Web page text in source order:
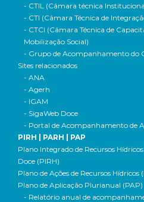
- CTIL (Câmara técnica
- CTI (Câmara Técnica de
- CTCI (Câmara Técnica de
Mobilização Social)
- Grupo de Acompanhamento do
Sites relacionados
- ANA
- Agerh
- IGAM
- SigaWeb Doce
- Portal de Acompanhamento de
PIRH | PARH | PAP
Plano Integrado de Recursos
Doce (PIRH)
Plano de Ações de Recursos Hídricos
Plano de Aplicação Plurianual (PAP)
- Relatório anual de